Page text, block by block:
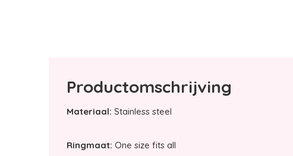
Productomschrijving
Materiaal: Stainless steel
Ringmaat: One size fits all